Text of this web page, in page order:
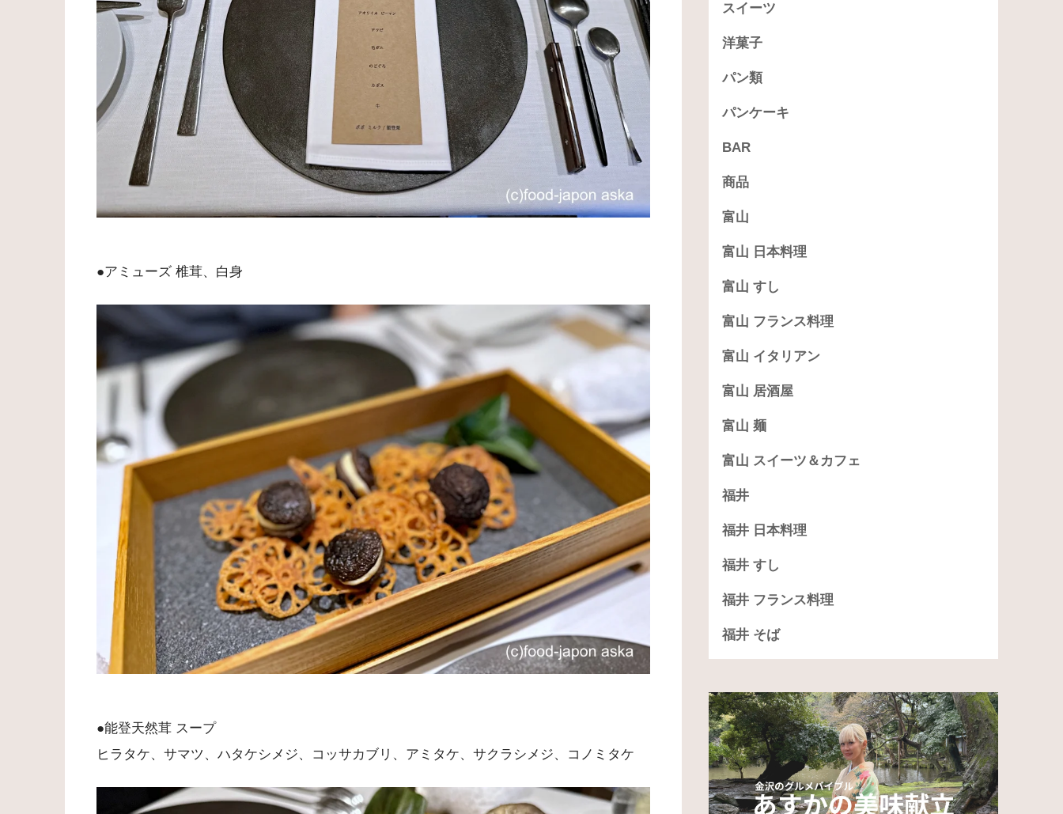
●アミューズ 椎茸、白身
●能登天然茸 スープ
ヒラタケ、サマツ、ハタケシメジ、コッサカブリ、アミタケ、サクラシメジ、コノミタケ
スイーツ
洋菓子
パン類
パンケーキ
BAR
商品
富山
富山 日本料理
富山 すし
富山 フランス料理
富山 イタリアン
富山 居酒屋
富山 麺
富山 スイーツ＆カフェ
福井
福井 日本料理
福井 すし
福井 フランス料理
福井 そば